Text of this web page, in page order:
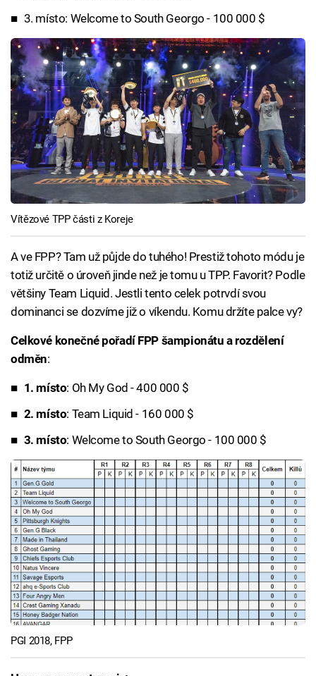
3. místo: Welcome to South Georgo - 100 000 $
Vítězové TPP části z Koreje
A ve FPP? Tam už půjde do tuhého! Prestiž tohoto módu je
totiž určitě o úroveň jinde než je tomu u TPP. Favorit? Podle
většiny Team Liquid. Jestli tento celek potrvdí svou
dominanci se dozvíme již o víkendu. Komu držíte palce vy?
Celkové konečné pořadí FPP šampionátu a rozdělení
odměn:
1. místo: Oh My God - 400 000 $
2. místo: Team Liquid - 160 000 $
3. místo: Welcome to South Georgo - 100 000 $
PGI 2018, FPP